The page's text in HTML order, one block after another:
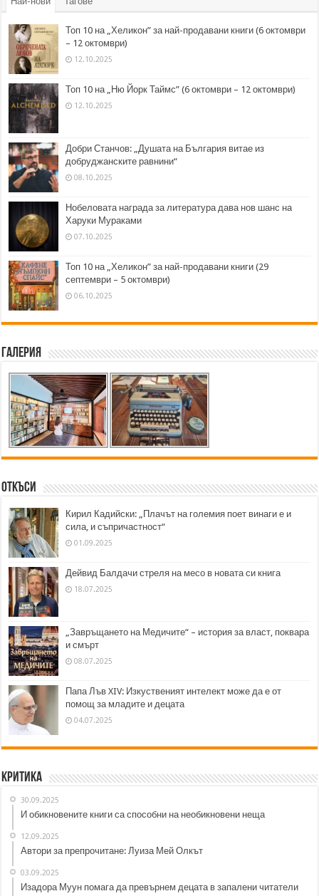
Топ 10 на „Хеликон” за най-продавани книги (6 октомври
– 12 октомври)
12.10.2025
Топ 10 на „Ню Йорк Таймс” (6 октомври – 12 октомври)
12.10.2025
Добри Станчов: „Душата на България витае из
добруджанските равнини“
08.10.2025
Нобеловата награда за литература дава нов шанс на
Харуки Мураками
07.10.2025
Топ 10 на „Хеликон” за най-продавани книги (29
септември – 5 октомври)
06.10.2025
Галерия
Откъси
Кирил Кадийски: „Плачът на големия поет винаги е и
сила, и съпричастност“
01.09.2025
Дейвид Балдачи стреля на месо в новата си книга
18.07.2025
„Завръщането на Медичите“ – история за власт, поквара
и смърт
08.07.2025
Папа Лъв XIV: Изкуственият интелект може да е от
помощ за младите и децата
04.07.2025
Критика
30.09.2025
И обикновените книги са способни на необикновени неща
12.09.2025
Автори за препрочитане: Луиза Мей Олкът
03.09.2025
Изадора Муун помага да превърнем децата в запалени читатели